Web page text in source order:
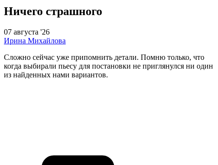
Ничего страшного
07 августа '26
Ирина Михайлова
Сложно сейчас уже припомнить детали. Помню только, что
когда выбирали пьесу для постановки не приглянулся ни один
из найденных нами вариантов.